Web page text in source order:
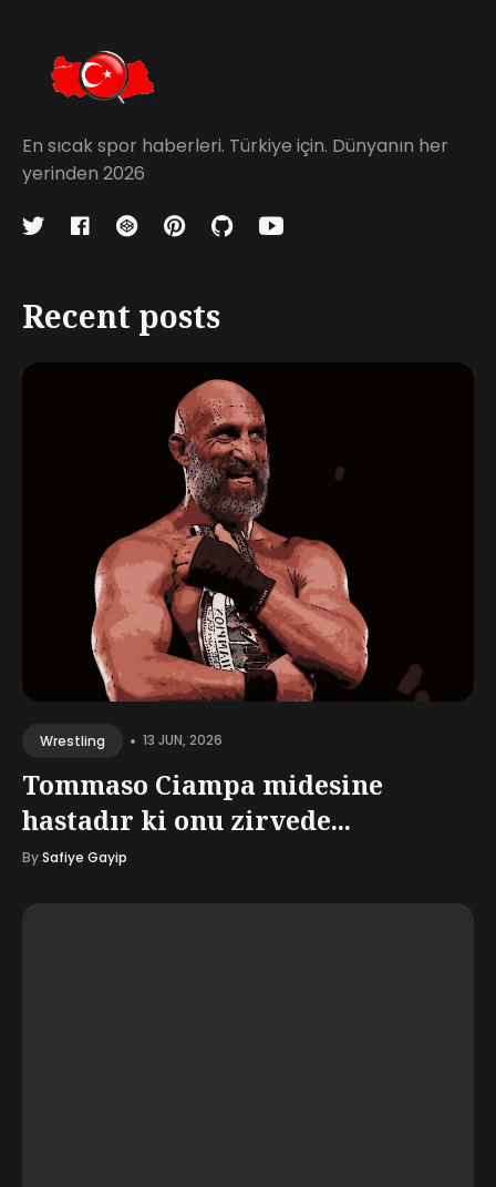
En sıcak spor haberleri. Türkiye için. Dünyanın her
yerinden 2026
Recent posts
Wrestling • 13 JUN, 2026
Tommaso Ciampa midesine
hastadır ki onu zirvede...
BySafiye Gayip